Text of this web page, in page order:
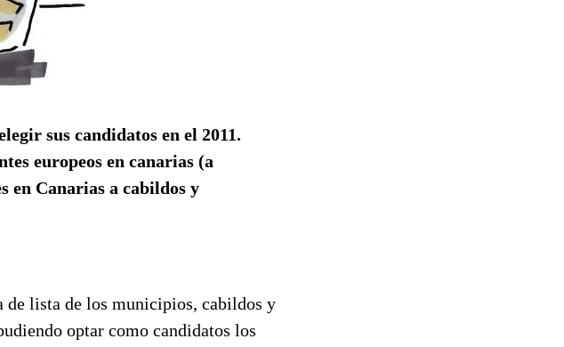
sus candidatos en el 2011.
europeos en canarias (a
en Canarias a cabildos y
de lista de los municipios, cabildos y
optar como candidatos los